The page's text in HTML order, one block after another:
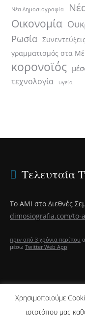
Νέα Δημοσιογραφία
Οικονομία
Ρωσία Συνεντεύξεις
γραμματισμός στα
κορονοϊός
τεχνολογία υγεία
Τελευταία
Το ΑΜΙ στο Διεθνές
dimosiografia.com/to-
πριν από 3 χρόνια περίπου
μέσω Twitter Web App
Χρησιμοποιούμε
ιστοτόπου μας